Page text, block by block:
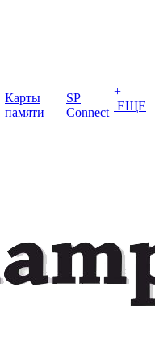
Карты
памяти
SP
Connect
+
ЕЩЕ